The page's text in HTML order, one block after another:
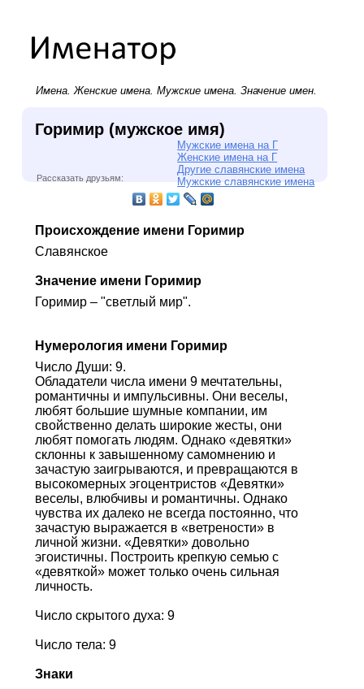
Имена.Женские имена. Мужские имена. Значение имен.
Горимир (мужское имя)
Мужские имена на Г
Женские имена на Г
Другие славянские имена
Мужские славянские имена
Рассказать друзьям:
Происхождение имени Горимир
Славянское
Значение имени Горимир
Горимир – "светлый мир".
Нумерология имени Горимир
Число Души: 9.
Обладатели числа имени 9 мечтательны,
романтичны и импульсивны. Они веселы,
любят большие шумные компании, им
свойственно делать широкие жесты, они
любят помогать людям. Однако «девятки»
склонны к завышенному самомнению и
зачастую заигрываются, и превращаются в
высокомерных эгоцентристов «Девятки»
веселы, влюбчивы и романтичны. Однако
чувства их далеко не всегда постоянно, что
зачастую выражается в «ветрености» в
личной жизни. «Девятки» довольно
эгоистичны. Построить крепкую семью с
«девяткой» может только очень сильная
личность.
Число скрытого духа: 9
Число тела: 9
Знаки